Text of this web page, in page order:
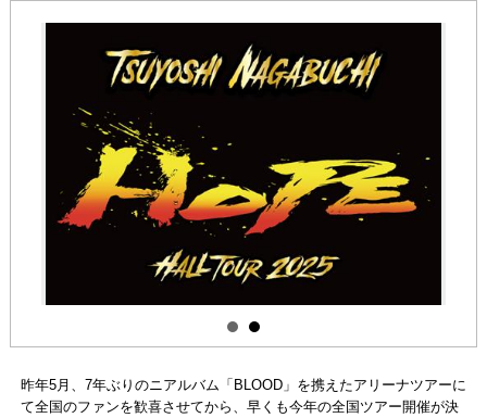
昨年5月、7年ぶりのニアルバム「BLOOD」を携えたアリーナツアーに
て全国のファンを歓喜させてから、早くも今年の全国ツアー開催が決